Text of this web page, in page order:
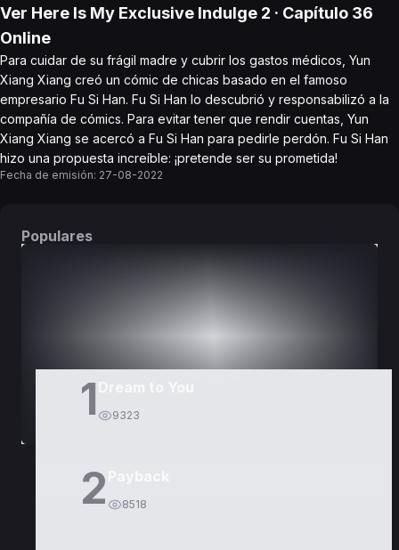
Ver Here Is My Exclusive Indulge 2 · Capítulo 36
Online
Para cuidar de su frágil madre y cubrir los gastos médicos, Yun
Xiang Xiang creó un cómic de chicas basado en el famoso
empresario Fu Si Han. Fu Si Han lo descubrió y responsabilizó a la
compañía de cómics. Para evitar tener que rendir cuentas, Yun
Xiang Xiang se acercó a Fu Si Han para pedirle perdón. Fu Si Han
hizo una propuesta increíble: ¡pretende ser su prometida!
Fecha de emisión: 27-08-2022
Populares
1 9323
2 8518